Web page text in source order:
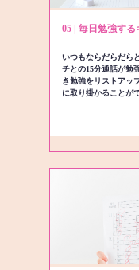
05 | 毎日勉強す
いつもならだらだら
チとの15分通話が勉
き勉強をリストアッ
に取り掛かることが